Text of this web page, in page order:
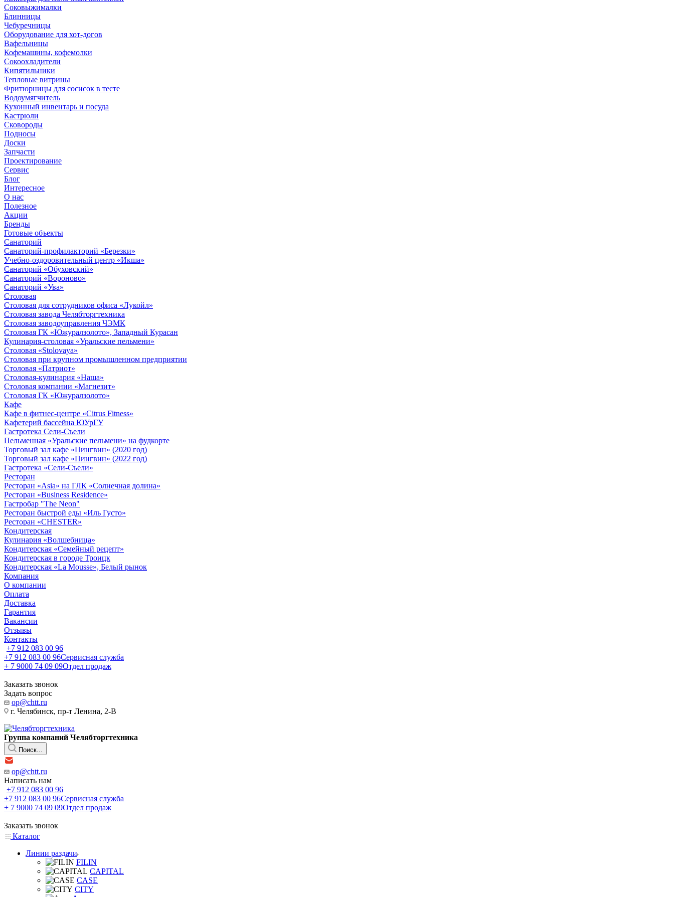
Соковыжималки
Блинницы
Чебуречницы
Оборудование для хот-догов
Вафельницы
Кофемашины, кофемолки
Сокоохладители
Кипятильники
Тепловые витрины
Фритюрницы для сосисок в тесте
Водоумягчитель
Кухонный инвентарь и посуда
Кастрюли
Сковороды
Подносы
Доски
Запчасти
Проектирование
Сервис
Блог
Интересное
О нас
Полезное
Акции
Бренды
Готовые объекты
Санаторий
Санаторий-профилакторий «Березки»
Учебно-оздоровительный центр «Икша»
Санаторий «Обуховский»
Санаторий «Вороново»
Санаторий «Ува»
Столовая
Столовая для сотрудников офиса «Лукойл»
Столовая завода Челябторгтехника
Столовая заводоуправления ЧЭМК
Столовая ГК «Южуралзолото», Западный Курасан
Кулинария-столовая «Уральские пельмени»
Столовая «Stolovaya»
Столовая при крупном промышленном предприятии
Столовая «Патриот»
Столовая-кулинария «Наша»
Столовая компании «Магнезит»
Столовая ГК «Южуралзолото»
Кафе
Кафе в фитнес-центре «Citrus Fitness»
Кафетерий бассейна ЮУрГУ
Гастротека Сели-Съели
Пельменная «Уральские пельмени» на фудкорте
Торговый зал кафе «Пингвин» (2020 год)
Торговый зал кафе «Пингвин» (2022 год)
Гастротека «Сели-Съели»
Ресторан
Ресторан «Asia» на ГЛК «Солнечная долина»
Ресторан «Business Residence»
Гастробар "The Neon"
Ресторан быстрой еды «Иль Густо»
Ресторан «CHESTER»
Кондитерская
Кулинария «Волшебница»
Кондитерская «Семейный рецепт»
Кондитерская в городе Троицк
Кондитерская «La Mousse», Белый рынок
Компания
О компании
Оплата
Доставка
Гарантия
Вакансии
Отзывы
Контакты
+7 912 083 00 96
+7 912 083 00 96Сервисная служба
+ 7 9000 74 09 09Отдел продаж
Заказать звонок
Задать вопрос
op@chtt.ru
г. Челябинск, пр-т Ленина, 2-В
Группа компаний Челябторгтехника
Поиск...
op@chtt.ru
Написать нам
+7 912 083 00 96
+7 912 083 00 96Сервисная служба
+ 7 9000 74 09 09Отдел продаж
Заказать звонок
Каталог
Линии раздачи
FILIN
CAPITAL
CASE
CITY